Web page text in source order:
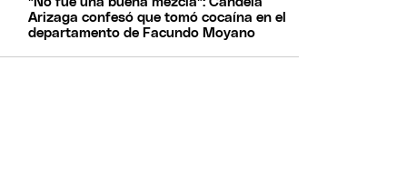
Arizaga confesó que tomó cocaína en el
departamento de Facundo Moyano